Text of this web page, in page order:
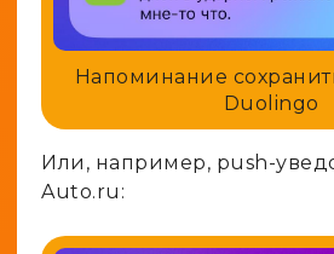
Напоминание
Duolingo
Или, например, push-
Auto.ru: